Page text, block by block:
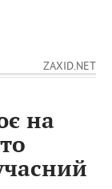
ZAXID.NET
на